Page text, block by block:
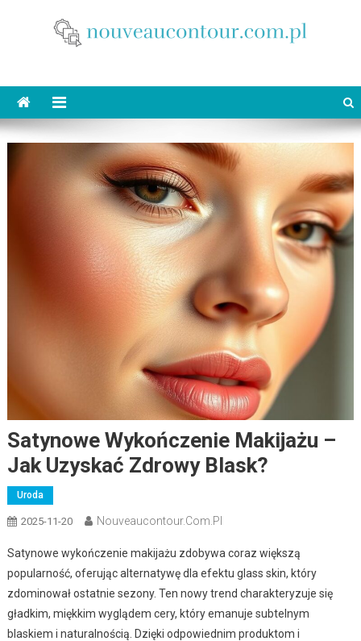
Satynowe Wykończenie Makijażu –
Jak Uzyskać Zdrowy Blask?
Uroda
2025-11-20 Nouveaucontour.com.pl
Satynowe wykończenie makijażu zdobywa coraz większą
popularność, oferując alternatywę dla efektu glass skin, który
zdominował ostatnie sezony. Ten nowy trend charakteryzuje się
gładkim, miękkim wyglądem cery, który emanuje subtelnym
blaskiem i naturalnością. Dzięki odpowiednim produktom i